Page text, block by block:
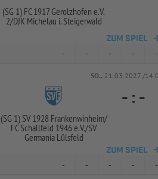
(SG 1) FC 1917 Gerolzhofen e.V.
2/DJK Michelau i. Steigerwald
ZUM SPIEL
- - - - -
SO.. 21.03.2027 /
(SG 1) SV 1928 Frankenwinheim/
FC Schallfeld 1946 e.V./SV
Germania Lülsfeld
- : -
ZUM SPIEL
- - - - -